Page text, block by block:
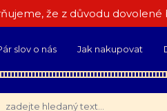
že z důvodu dovolené
slov o nás Jak nakupovat